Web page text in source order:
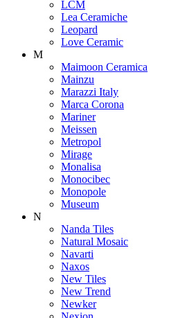
LCM
Lea Ceramiche
Leopard
Love Ceramic
M
Maimoon Ceramica
Mainzu
Marazzi Italy
Marca Corona
Mariner
Meissen
Metropol
Mirage
Monalisa
Monocibec
Monopole
Museum
N
Nanda Tiles
Natural Mosaic
Navarti
Naxos
New Tiles
New Trend
Newker